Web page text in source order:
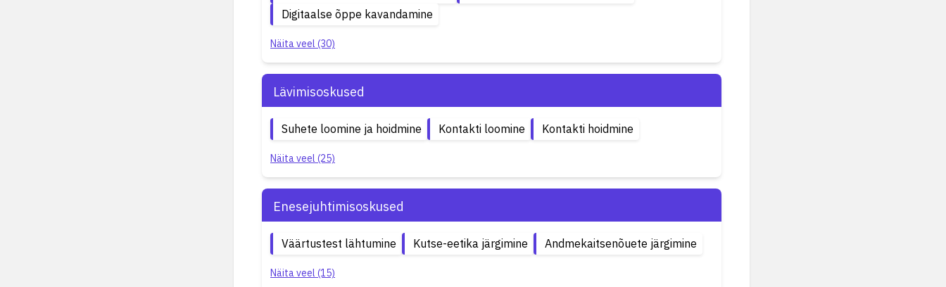
Digitaalse õppe kavandamine
Näita veel (30)
Lävimisoskused
Suhete loomine ja hoidmine Kontakti loomine Kontakti hoidmine
Näita veel (25)
Enesejuhtimisoskused
Väärtustest lähtumine Kutse-eetika järgimine Andmekaitsenõuete järgimine
Näita veel (15)